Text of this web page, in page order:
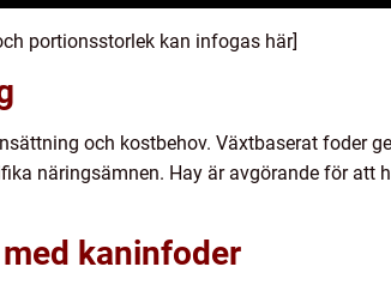
portionsstorlek kan infogas här]
och kostbehov. Växtbaserat foder
näringsämnen. Hay är avgörande för
kaninfoder